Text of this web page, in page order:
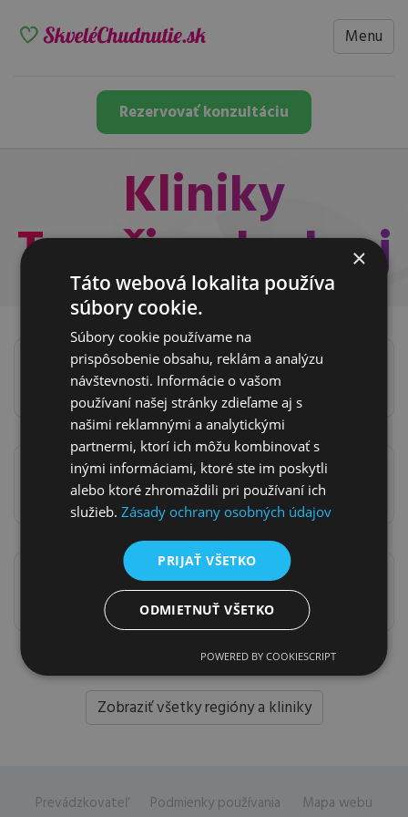
Menu
Rezervovať konzultáciu
Kliniky
Trenčiansky kraj
Trenčín
Jesenského 2
Považská Bystrica
Pionierska 982/10
Prievidza
Matice slovenskej 27
Zobraziť všetky regióny a kliniky
Prevádzkovateľ Podmienky používania Mapa webu
×
Táto webová lokalita používa
súbory cookie.
Súbory cookie používame na
prispôsobenie obsahu, reklám a analýzu
návštevnosti. Informácie o vašom
používaní našej stránky zdieľame aj s
našimi reklamnými a analytickými
partnermi, ktorí ich môžu kombinovať s
inými informáciami, ktoré ste im poskytli
alebo ktoré zhromaždili pri používaní ich
služieb.Zásady ochrany osobných údajov
PRIJAŤ VŠETKO
ODMIETNUŤ VŠETKO
POWERED BY COOKIESCRIPT